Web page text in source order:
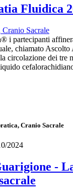
Fluidica
Sacrale
i partecipanti
chiamato
circolazione dei tre
Cranio Sacrale
2024
-